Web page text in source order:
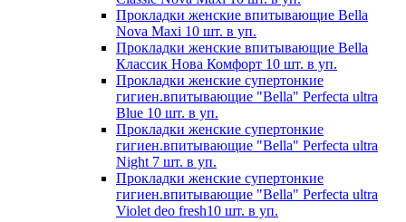
Прокладки женские впитывающие Bella
Nova Maxi 10 шт. в уп.
Прокладки женские впитывающие Bella
Классик Нова Комфорт 10 шт. в уп.
Прокладки женские супертонкие
гигиен.впитывающие "Bella" Perfecta ultra
Blue 10 шт. в уп.
Прокладки женские супертонкие
гигиен.впитывающие "Bella" Perfecta ultra
Night 7 шт. в уп.
Прокладки женские супертонкие
гигиен.впитывающие "Bella" Perfecta ultra
Violet deo fresh10 шт. в уп.